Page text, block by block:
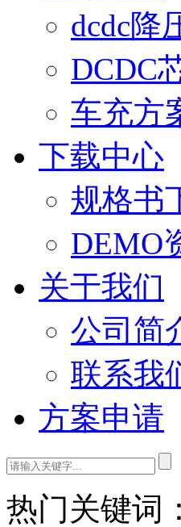
dcdc降
DCDC
车充方
下载中心
规格书
DEMO
关于我们
公司简
联系我
方案申请
热门关键词：